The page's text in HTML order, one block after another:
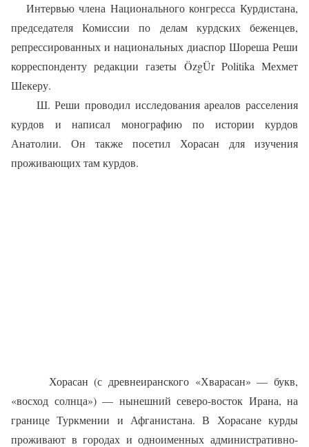
Интервью члена Национального конгресса Курдистана,
председателя Комиссии по делам курдских беженцев,
репрессированных и национальных диаспор Шореша Реши
корреспонденту редакции газеты ÖzgÜrPolitika Мехмет
Шекеру.
Ш. Реши проводил исследования ареалов расселения
курдов и написал монографию по истории курдов
Анатолии. Он также посетил Хорасан
для изучения
проживающих там курдов.
Хорасан (с древнеиранского «Хварасан» — букв,
«восход солнца») — нынешний северо-восток Ирана, на
границе Туркмении и Афганистана. В Хорасане курды
проживают в городах и одноименных административно-